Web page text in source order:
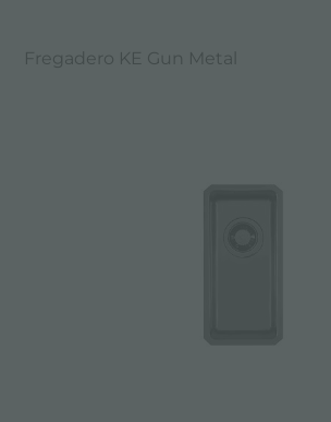
Fregadero KE Gun Metal